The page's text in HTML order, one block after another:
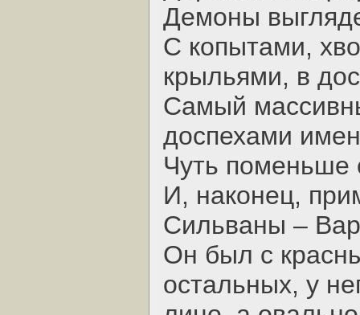
Демоны
С копытами,
крыльями, в
Самый
доспехами
Чуть поменьше
И, наконец,
Сильваны –
Он был с
остальных, у